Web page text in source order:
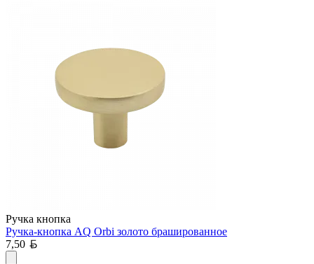
Ручка кнопка
Ручка-кнопка AQ Orbi золото брашированное
7,50